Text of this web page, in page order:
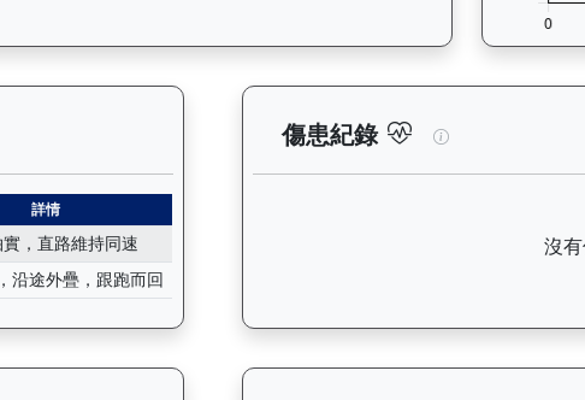
錄：查看馬匹所有試閘（Barrier Trial）的歷史成
詳情
，直路維持同速
沿途外疊，跟跑而回
傷患紀錄 閃電奇駿（
沒